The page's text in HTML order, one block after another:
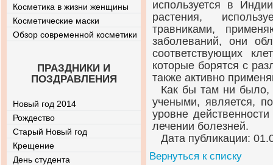
используется в
растения,
травниками,
заболеваний, они
соответствующих
которые борятся с
также активно
Как бы там ни было,
учеными, является,
уровне
лечении болезней.
Дата публикации:
Вернуться к списку
Косметика в жизни женщины
Косметические маски
Обзор современной косметики
ПРАЗДНИКИ И
ПОЗДРАВЛЕНИЯ
Новый год 2014
Рождество
Старый Новый год
Крещение
День студента